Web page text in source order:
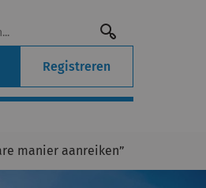
Registreren
manier aanreiken”